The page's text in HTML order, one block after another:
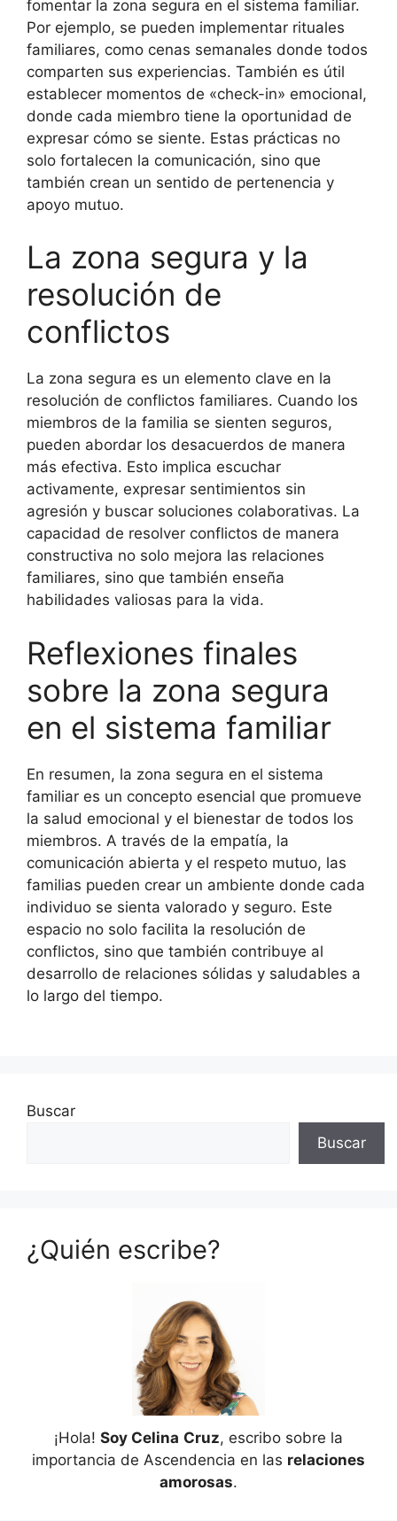
fomentar la zona segura en el sistema familiar.
Por ejemplo, se pueden implementar rituales
familiares, como cenas semanales donde todos
comparten sus experiencias. También es útil
establecer momentos de «check-in» emocional,
donde cada miembro tiene la oportunidad de
expresar cómo se siente. Estas prácticas no
solo fortalecen la comunicación, sino que
también crean un sentido de pertenencia y
apoyo mutuo.
La zona segura y la
resolución de
conflictos
La zona segura es un elemento clave en la
resolución de conflictos familiares. Cuando los
miembros de la familia se sienten seguros,
pueden abordar los desacuerdos de manera
más efectiva. Esto implica escuchar
activamente, expresar sentimientos sin
agresión y buscar soluciones colaborativas. La
capacidad de resolver conflictos de manera
constructiva no solo mejora las relaciones
familiares, sino que también enseña
habilidades valiosas para la vida.
Reflexiones finales
sobre la zona segura
en el sistema familiar
En resumen, la zona segura en el sistema
familiar es un concepto esencial que promueve
la salud emocional y el bienestar de todos los
miembros. A través de la empatía, la
comunicación abierta y el respeto mutuo, las
familias pueden crear un ambiente donde cada
individuo se sienta valorado y seguro. Este
espacio no solo facilita la resolución de
conflictos, sino que también contribuye al
desarrollo de relaciones sólidas y saludables a
lo largo del tiempo.
Buscar
Buscar
¿Quién escribe?
¡Hola! Soy Celina Cruz, escribo sobre la
importancia de Ascendencia en las relaciones
amorosas.